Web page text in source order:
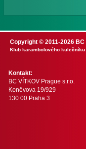
Copyright © 2011-2026
Klub karambolového kulečníku
Kontakt:
BC VÍTKOV Prague s.r.o.
Koněvova 19/929
130 00 Praha 3